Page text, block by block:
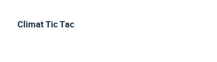
Climat Tic Tac